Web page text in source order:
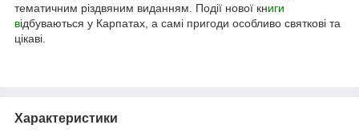
тематичним різдвяним виданням. Події нової книги
відбуваються у Карпатах, а самі пригоди особливо святкові та
цікаві.
Характеристики